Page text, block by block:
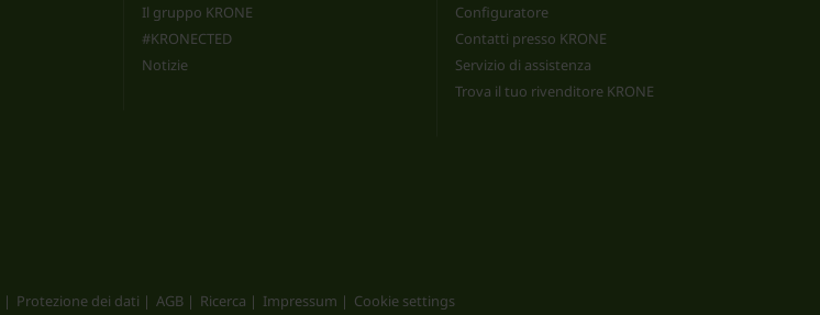
Il gruppo KRONE
#KRONECTED
Notizie
Configuratore
Contatti presso KRONE
Servizio di assistenza
Trova il tuo rivenditore KRONE
Protezione dei dati AGB Ricerca Impressum Cookie settings